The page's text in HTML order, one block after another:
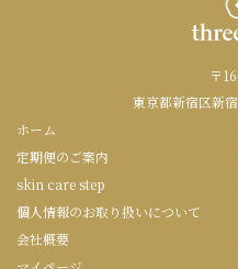
〒
東京都新宿区新
ホーム
定期便のご案内
skin care step
個人情報のお取り扱いについて
会社概要